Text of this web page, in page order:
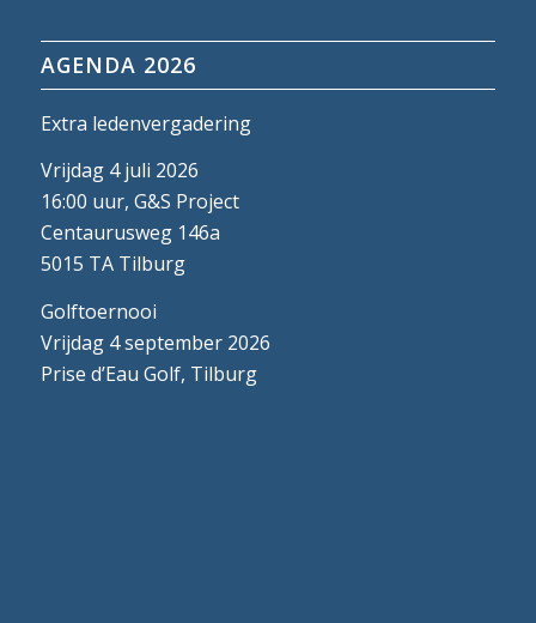
AGENDA 2026
Extra ledenvergadering
Vrijdag 4 juli 2026
16:00 uur, G&S Project
Centaurusweg 146a
5015 TA Tilburg
Golftoernooi
Vrijdag 4 september 2026
Prise d’Eau Golf, Tilburg